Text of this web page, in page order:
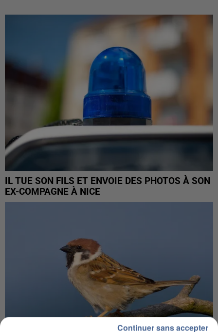
IL TUE SON FILS ET ENVOIE DES PHOTOS À SON
EX-COMPAGNE À NICE
Continuer sans accepter